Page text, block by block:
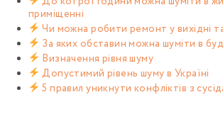
приміщенні
Чи можна робити ремонт у вихідні
За яких обставин можна шуміти в
Визначення рівня шуму
Допустимий рівень шуму в Україні
5 правил уникнути конфліктів з